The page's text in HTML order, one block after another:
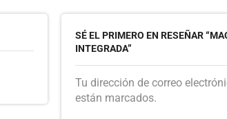
SÉ EL PRIMERO EN RESEÑAR
INTEGRADA”
Tu dirección de correo
están marcados.